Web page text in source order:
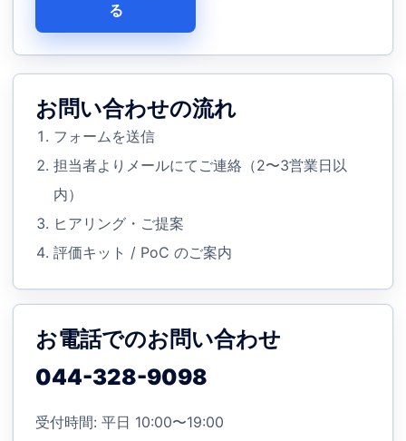
る
お問い合わせの流れ
フォームを送信
担当者よりメールにてご連絡（2〜3営業日以
内）
ヒアリング・ご提案
評価キット / PoC のご案内
お電話でのお問い合わせ
044-328-9098
受付時間: 平日 10:00〜19:00